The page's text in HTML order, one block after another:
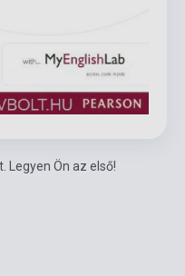
Legyen Ön az első!